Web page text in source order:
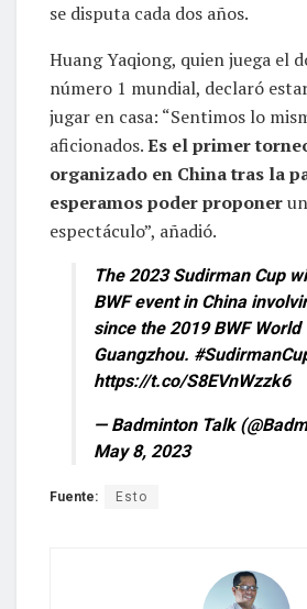
se disputa cada dos años.
Huang Yaqiong, quien juega el
número 1 mundial, declaró
jugar en casa: “Sentimos lo
aficionados.Es el primer
organizado en China tras la
esperamos poder proponer
espectáculo”, añadió.
The 2023 Sudirman Cup
BWF event in China
since the 2019 BWF
Guangzhou.
https://t.co/S8EVnWzzk6
— Badminton Talk
May 8, 2023
Fuente: Esto